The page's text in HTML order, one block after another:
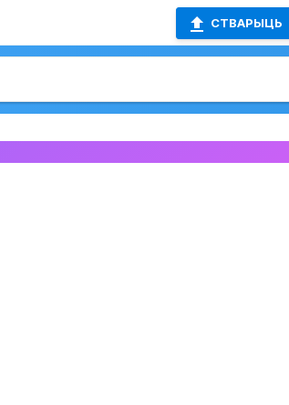
СТВАРЫЦЬ